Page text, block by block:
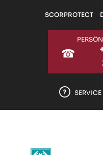
Zum HauptinhaltSCORPROTECT
☎
SERVICE